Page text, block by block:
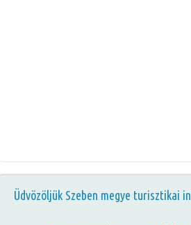
Üdvözöljük Szeben megye turisztikai